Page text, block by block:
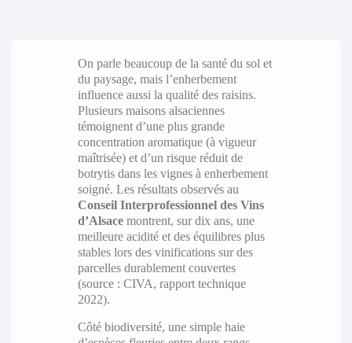
On parle beaucoup de la santé du sol et
du paysage, mais l’enherbement
influence aussi la qualité des raisins.
Plusieurs maisons alsaciennes
témoignent d’une plus grande
concentration aromatique (à vigueur
maîtrisée) et d’un risque réduit de
botrytis dans les vignes à enherbement
soigné. Les résultats observés au
Conseil Interprofessionnel des Vins
d’Alsacemontrent, sur dix ans, une
meilleure acidité et des équilibres plus
stables lors des vinifications sur des
parcelles durablement couvertes
(source : CIVA, rapport technique
2022).
Côté biodiversité, une simple haie